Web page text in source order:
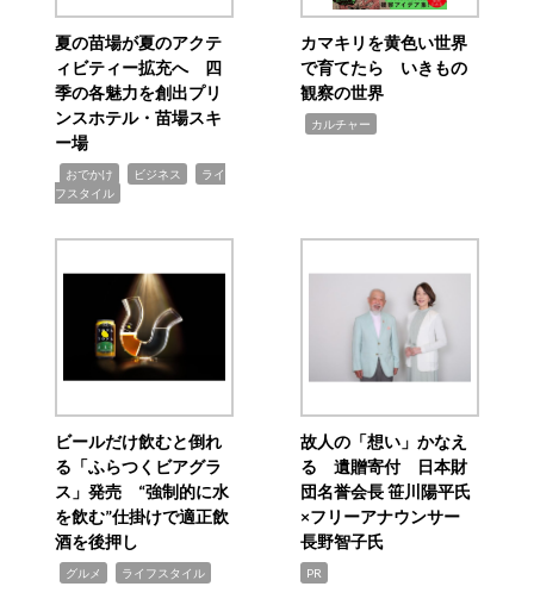
夏の苗場が夏のアクテ
ィビティー拡充へ 四
季の各魅力を創出プリ
ンスホテル・苗場スキ
ー場
おでかけ ビジネス
ライ
フスタイル
カマキリを黄色い世界
で育てたら いきもの
観察の世界
カルチャー
ビールだけ飲むと倒れ
る「ふらつくビアグラ
ス」発売 “強制的に水
を飲む”仕掛けで適正飲
酒を後押し
グルメ ライフスタイル
故人の「想い」かなえ
る 遺贈寄付 日本財
団名誉会長 笹川陽平氏
×フリーアナウンサー
長野智子氏
PR